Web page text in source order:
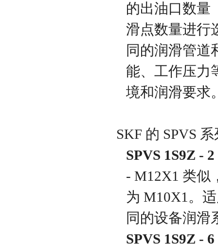
的出油口数量
滑点数量进行
同的润滑管道
能、工作压力
境和润滑要求
SKF 的 SPVS
SPVS 1S9Z -
- M12X1 类似
为 M10X1。
同的设备润滑
SPVS 1S9Z -